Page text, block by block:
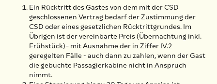
Ein Rücktritt des Gastes von dem mit der CSD
geschlossenen Vertrag bedarf der Zustimmung der
CSD oder eines gesetzlichen Rücktrittgrundes. Im
Übrigen ist der vereinbarte Preis (Übernachtung inkl.
Frühstück)– mit Ausnahme der in Ziffer IV.2
geregelten Fälle - auch dann zu zahlen, wenn der Gast
die gebuchte Passagierkabine nicht in Anspruch
nimmt.